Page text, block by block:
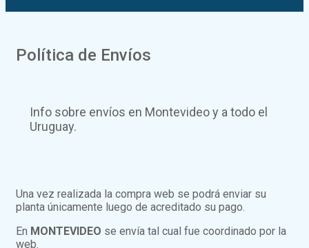
Política de Envíos
Info sobre envíos en Montevideo y a todo el
Uruguay.
Una vez realizada la compra web se podrá enviar su
planta únicamente luego de acreditado su pago.
En MONTEVIDEO se envía tal cual fue coordinado por la
web.